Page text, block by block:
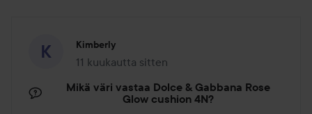
Tämä meikkivoide sisältää ihoa hoitavia ainesosia ja
SPF20-suojan sekä ylellisen ja miellyttävän tunteen.
viikunakaktuksella, joka tunnetaan ihoa kiinteyttävästä
vaikutuksesta, sisilialaisella avokadolla syväkosteutukseen
Kimberly
11 kuukautta sitten
Viesti luotiin 11 kuukautta sitten
Mikä väri vastaa Dolce & Gabbana Rose
Glow cushion 4N?